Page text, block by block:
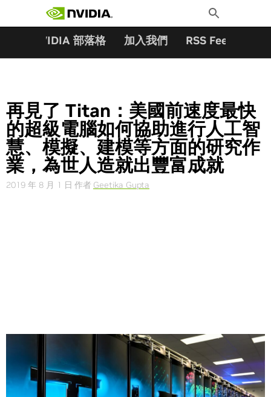
Toggle
Search
NVIDIA 部落格 加入我們 RSS Feeds
再見了 Titan：美國前速度最快
的超級電腦如何協助進行人工智
慧、模擬、建模等方面的研究作
業，為世人造就出豐富成就
2019 年 8 月 1 日 作者 Geetika Gupta